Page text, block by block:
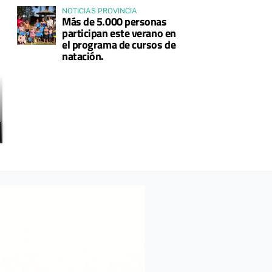
NOTICIAS PROVINCIA
Más de 5.000 personas
participan este verano en
el programa de cursos de
natación.